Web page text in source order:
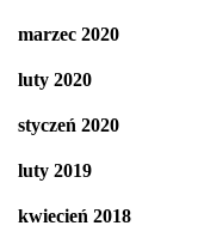
marzec 2020
luty 2020
styczeń 2020
luty 2019
kwiecień 2018